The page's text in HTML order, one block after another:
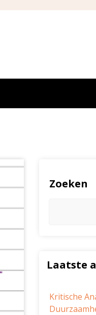
Zoeken
Laatste
Kritische